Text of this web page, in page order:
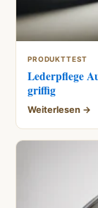
PRODUKTTEST
Lederpflege
griffig
Weiterlesen →